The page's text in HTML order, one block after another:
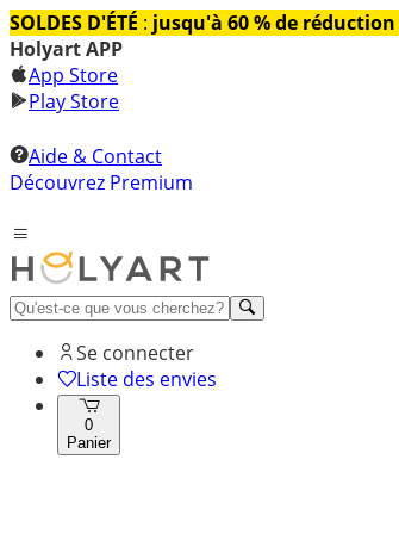
SOLDES D'ÉTÉ : jusqu'à 60 % de réduction
Holyart APP
App Store
Play Store
Aide & Contact
Découvrez Premium
Se connecter
Liste des envies
0
Panier